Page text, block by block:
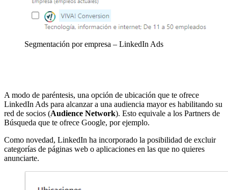
Segmentación por empresa – LinkedIn Ads
A modo de paréntesis, una opción de ubicación que te ofrece
LinkedIn Ads para alcanzar a una audiencia mayor es habilitando su
red de socios (Audience Network). Esto equivale a los Partners de
Búsqueda que te ofrece Google, por ejemplo.
Como novedad, LinkedIn ha incorporado la posibilidad de excluir
categorías de páginas web o aplicaciones en las que no quieres
anunciarte.